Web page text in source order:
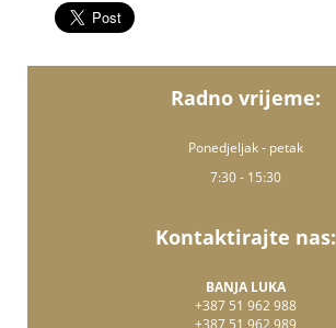
Radno vrijeme:
Ponedjeljak - petak
7:30 - 15:30
Kontaktirajte nas:
BANJA LUKA
+387 51 962 988